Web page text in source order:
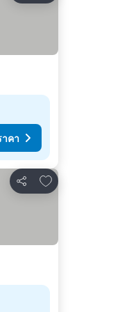
คา
แชร์
เพิ่มในรายการโปรด